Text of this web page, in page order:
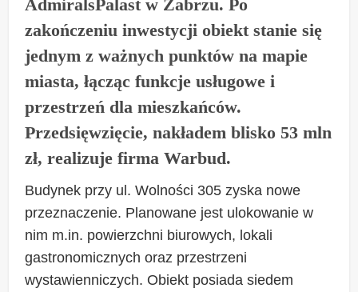
AdmiralsPalast w Zabrzu. Po
zakończeniu inwestycji obiekt stanie się
jednym z ważnych punktów na mapie
miasta, łącząc funkcje usługowe i
przestrzeń dla mieszkańców.
Przedsięwzięcie, nakładem blisko 53 mln
zł, realizuje firma Warbud.
Budynek przy ul. Wolności 305 zyska nowe
przeznaczenie. Planowane jest ulokowanie w
nim m.in. powierzchni biurowych, lokali
gastronomicznych oraz przestrzeni
wystawienniczych. Obiekt posiada siedem